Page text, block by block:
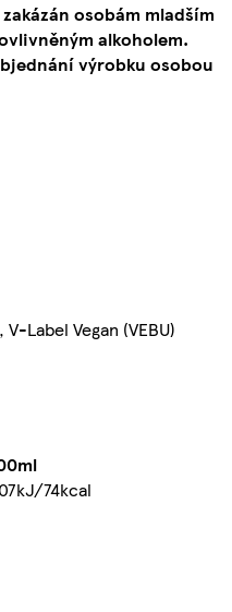
osobám mladším
alkoholem.
výrobku osobou
Label Vegan (VEBU)
74kcal